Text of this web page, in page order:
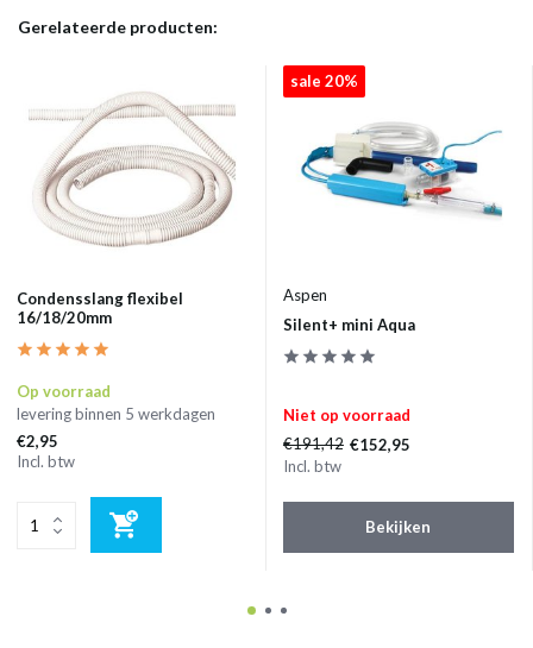
Gerelateerde producten:
Condensslang flexibel
16/18/20mm
Op voorraad
levering binnen 5 werkdagen
€2,95
Incl. btw
sale 20%
Aspen
Silent+ mini Aqua
Niet op voorraad
€191,42 €152,95
Incl. btw
Bekijken